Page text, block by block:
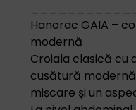
Hanorac GAIA –
modernă
Croiala clasică cu
cusătură
mișcare și un